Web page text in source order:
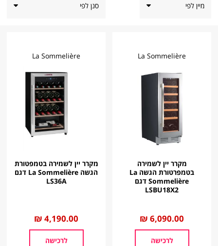
סנן לפי
La Sommelière
מקרר יין לשמירה
בטמפרטורת הגשה La
Sommelière דגם
LSBU18X2
החל
מ
6,090.00 ₪
לרכישה
La Sommelière
מקרר יין לשמירה בטמפטורת
הגשה La Sommelière דגם
LS36A
החל
מ
4,190.00 ₪
לרכישה